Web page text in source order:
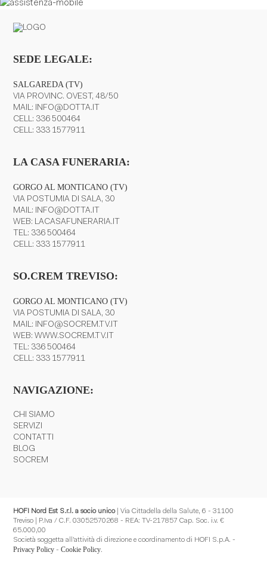
SEDE LEGALE:
SALGAREDA (TV)
VIA PROVINC. OVEST, 48/50
MAIL: INFO@DOTTA.IT
CELL: 336 500464
CELL: 333 1577911
LA CASA FUNERARIA:
GORGO AL MONTICANO (TV)
VIA POSTUMIA DI SALA, 30
MAIL: INFO@DOTTA.IT
WEB: LACASAFUNERARIA.IT
TEL: 336 500464
CELL: 333 1577911
SO.CREM TREVISO:
GORGO AL MONTICANO (TV)
VIA POSTUMIA DI SALA, 30
MAIL: INFO@SOCREM.TV.IT
WEB:WWW.SOCREM.TV.IT
TEL: 336 500464
CELL: 333 1577911
NAVIGAZIONE:
CHI SIAMO
SERVIZI
CONTATTI
BLOG
SOCREM
HOFI Nord Est S.r.l. a socio unico| Via Cittadella della Salute, 6 - 31100
Treviso | P.Iva / C.F. 03052570268 - REA: TV-217857 Cap. Soc. i.v. €
65.000,00
Società soggetta all’attività di direzione e coordinamento di HOFI S.p.A. -
Privacy Policy -Cookie Policy.